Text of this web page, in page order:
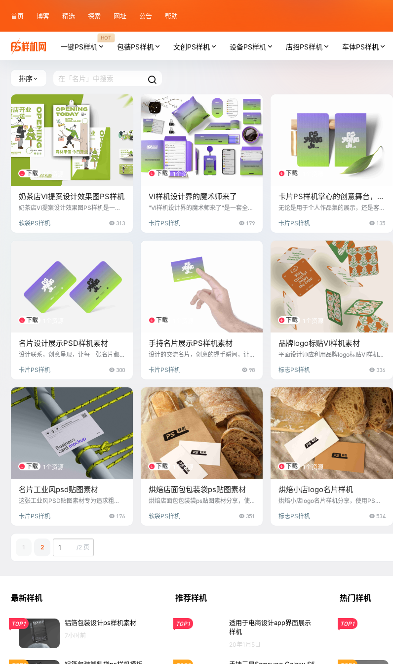
首页 博客 精选 探索 网址 公告 帮助
一键PS样机
HOT
包装PS样机 文创PS样机 设备PS样机 店招PS样机 车体PS样机
排序
下载 1个资源
奶茶店VI提案设计效果图PS样机
奶茶店VI提案设计效果图PS样机是一种
I）元素的实际应用效果。设计师可以通
过替换样机中的图层内容，将设计好的
地评估设计方案的整体协调性及实际应
用效果，并根据反馈进行调整，确保VI系
统在各种媒介上的统一性和吸引力。
软袋PS样机 313
下载 1个资源
VI样机设计界的魔术师来了
"VI样机设计界的魔术师来了"是一套全方
百种高质量样机模板，覆盖名片、信封
到包装、招牌等应用场景。平面设计师
可轻松替换模板中的设计元素，迅速预
提案效率与专业度，是打造统一品牌形
象的必备神器。
卡片PS样机 179
下载
卡片PS样机掌心的创意舞台，设
计从此不再平凡
无论是用于个人作品集的展示，还是客
合都能为设计师带来无限的创意空间，
让每一份设计都成为掌心上的艺术精
卡片PS样机 135
下载
名片设计展示PSD样机素材
设计联系，创意呈现，让每一张名片都
印象与网络拓展
卡片PS样机 300
下载
手持名片展示PS样机素材
设计的交流名片，创意的握手瞬间，让
可能
卡片PS样机 98
下载 1个资源
品牌logo标贴VI样机素材
平面设计师应利用品牌logo标贴VI样机素
要深入理解目标市场的细分需求。通过
市场定制独特风格的logo标贴设计。利
用样机素材中的多样化背景与情境（如
潮流街头、高端商务、环保生活等），
创造与品牌价值观相契合的视觉叙事。
这样不仅能提升品牌形象的一致性，还
能增强消费者的情感连接，使得品牌在
众多竞争者中脱颖而出，实现更精准有
效的市场定位。
标志PS样机 336
下载 1个资源
名片工业风psd贴图素材
这张工业风PSD贴图素材专为追求粗
打造。包含磨损金属质感、混凝土背
样式、颜色与纹理，用于创建独一无二
的名片设计，完美契合工作室、咖啡厅
或任何追求工业美学的品牌形象。
卡片PS样机 176
下载 1个资源
烘焙店面包包装袋ps贴图素材
烘焙店面包包装袋ps贴图素材分享，使
的LOGO素材，生成PS样机效果图！
软袋PS样机 351
下载 1个资源
烘焙小店logo名片样机
烘焙小店logo名片样机分享，使用PS软
素材，生成PS样机效果图！
标志PS样机 534
1 2 /2 页
最新样机
TOP1 铝箔包装设计ps样机素材
7小时前
推荐样机
TOP1
适用于电商设计app界面展示
样机
20年1月5日
热门样机
TOP1